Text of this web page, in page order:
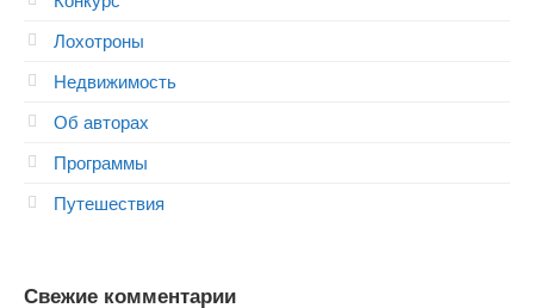
Лохотроны
Недвижимость
Об авторах
Программы
Путешествия
Свежие комментарии